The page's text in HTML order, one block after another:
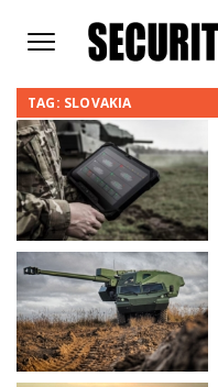
TAG: SLOVAKIA